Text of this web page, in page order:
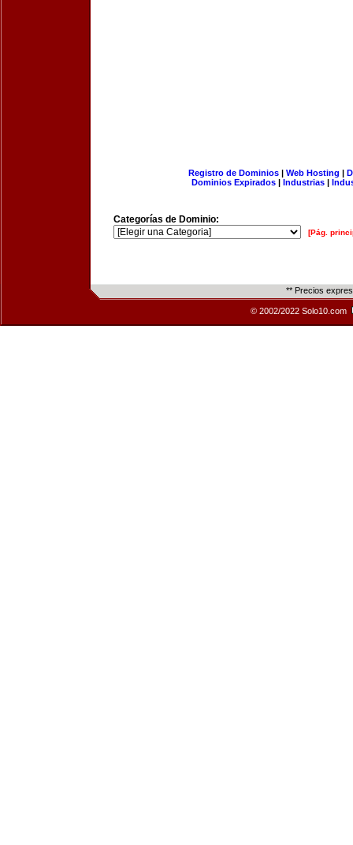
Registro de Dominios| Web Hosting |
Dominios Expirados | Industrias |
Categorías de Dominio:
[Pág.
** Precios
© 2002/2022 Solo10.com